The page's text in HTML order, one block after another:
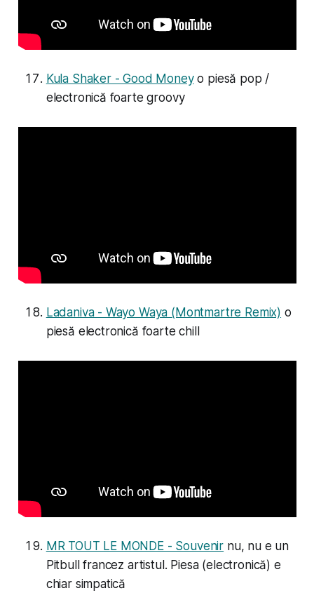
Kula Shaker - Good Moneyo piesă pop /
electronică foarte groovy
Ladaniva - Wayo Waya (Montmartre Remix) o
piesă electronică foarte chill
MR TOUT LE MONDE - Souvenir nu, nu e un
Pitbull francez artistul. Piesa (electronică) e
chiar simpatică